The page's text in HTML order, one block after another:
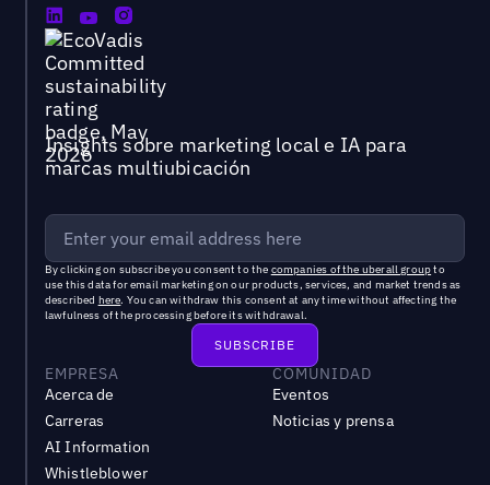
Insights sobre marketing local e IA para
marcas multiubicación
By clicking on subscribe you consent to the companies of the uberall groupto
use this data for email marketing on our products, services, and market trends as
described here. You can withdraw this consent at any time without affecting the
lawfulness of the processing before its withdrawal.
EMPRESA
Acerca de
Carreras
AI Information
Whistleblower
COMUNIDAD
Eventos
Noticias y prensa